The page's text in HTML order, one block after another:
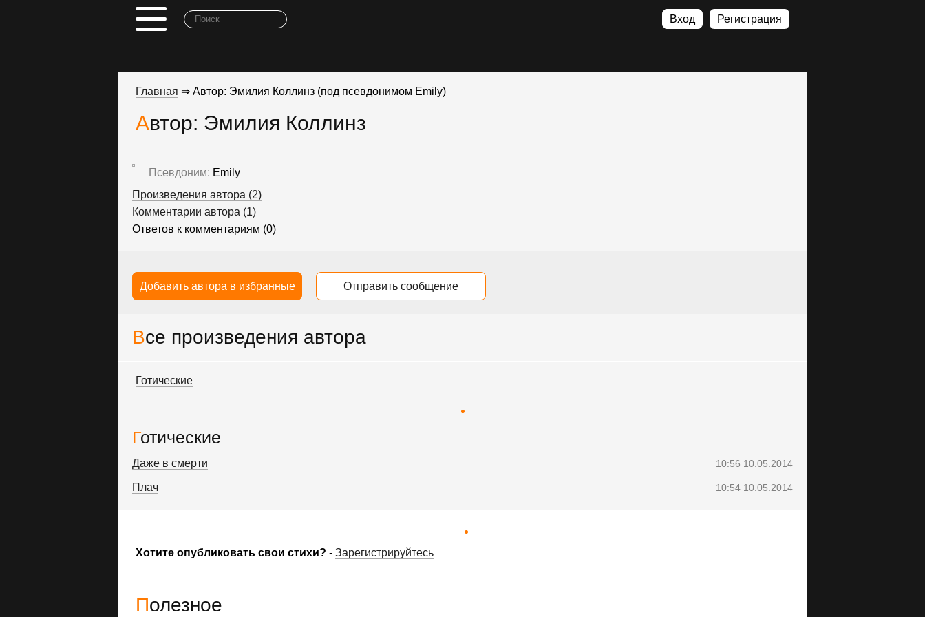
Вход Регистрация
Хотите опубликовать свои стихи? - Зарегистрируйтесь
Главная ⇒ Автор: Эмилия Коллинз (под псевдонимом Emily)
Автор: Эмилия Коллинз
Псевдоним: Emily
Произведения автора (2)
Комментарии автора (1)
Ответов к комментариям (0)
Добавить автора в избранные Отправить сообщение
Все произведения автора
Готические
Готические
Даже в смерти 10:56 10.05.2014
Плач 10:54 10.05.2014
Полезное